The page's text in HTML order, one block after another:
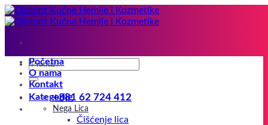
Preskoči
na
Pretraga
za:
+381 62 724 412
Početna
O nama
Kontakt
Kategorije
Nega Lica
Čišćenje lica